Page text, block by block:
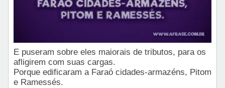
E puseram sobre eles maiorais de tributos, para os
afligirem com suas cargas.
Porque edificaram a Faraó cidades-armazéns, Pitom
e Ramessés.